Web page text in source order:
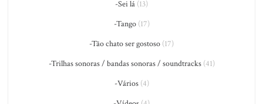
-Sei lá (13)
-Tango(17)
-Tão chato ser gostoso (17)
-Trilhas sonoras / bandas sonoras / soundtracks(41)
-Vários(4)